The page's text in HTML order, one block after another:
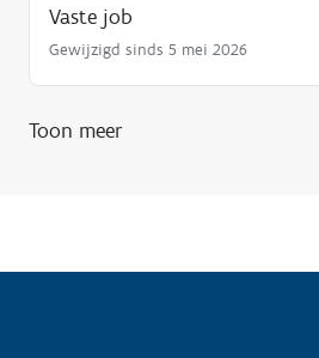
Vaste job
Gewijzigd sinds 5 mei 2026
Toon meer